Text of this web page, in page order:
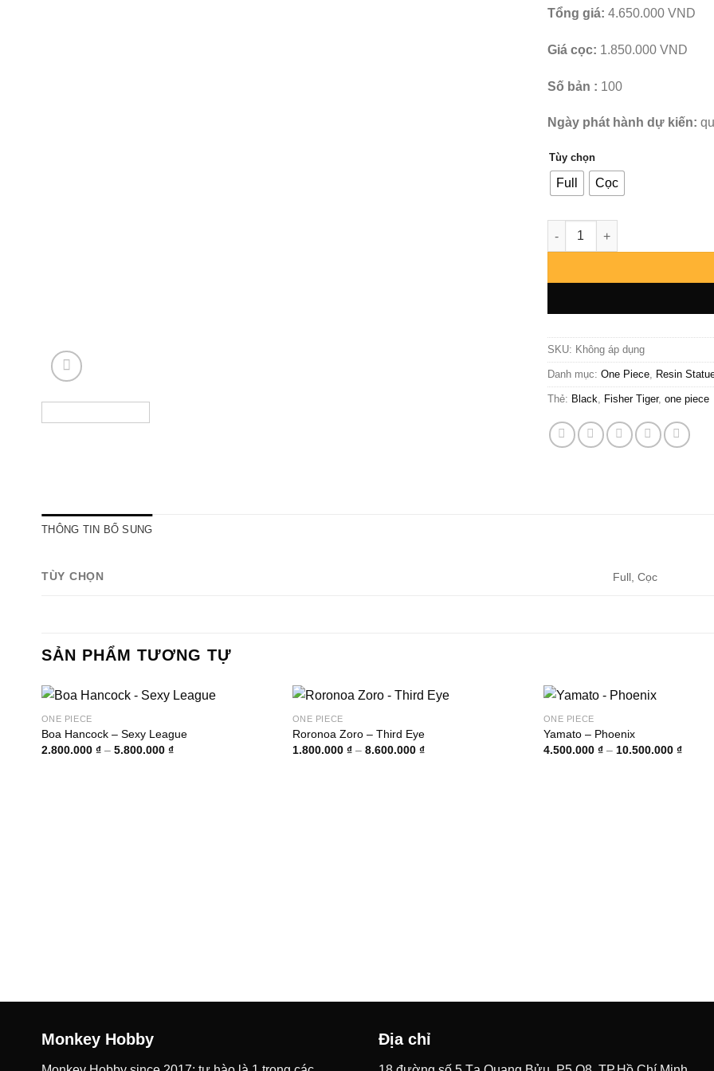
Tổng giá: 4.650.000 VND
Giá cọc: 1.850.000 VND
Số bản : 100
Ngày phát hành dự kiến:
Tùy chọn
Full Cọc
Fisher Tiger - One Piece -
SKU: Không áp dụng
Danh mục: One Piece, Resin
Thẻ: Black, Fisher Tiger, one piece
THÔNG TIN BỔ SUNG
TÙY CHỌN Full, Cọc
SẢN PHẨM TƯƠNG TỰ
ONE PIECE
Boa Hancock – Sexy League
2.800.000 ₫ – 5.800.000 ₫Khoảng
ONE PIECE
Roronoa Zoro – Third Eye
1.800.000 ₫ – 8.600.000 ₫Khoảng
ONE PIECE
Yamato – Phoenix
4.500.000 ₫ – 10.500.000 ₫
Monkey Hobby Địa chỉ